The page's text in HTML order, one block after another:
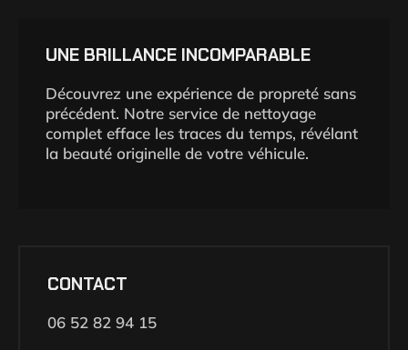
UNE BRILLANCE INCOMPARABLE
Découvrez une expérience de propreté sans
précédent. Notre service de nettoyage
complet efface les traces du temps, révélant
la beauté originelle de votre véhicule.
CONTACT
06 52 82 94 15